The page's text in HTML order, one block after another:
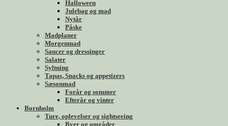
Halloween
Julebag og mad
Nytår
Påske
Madplaner
Morgenmad
Saucer og dressinger
Salater
Syltning
Tapas, Snacks og appetizers
Sæsonmad
Forår og sommer
Efterår og vinter
Bornholm
Ture, oplevelser og sightseeing
Byer og områder